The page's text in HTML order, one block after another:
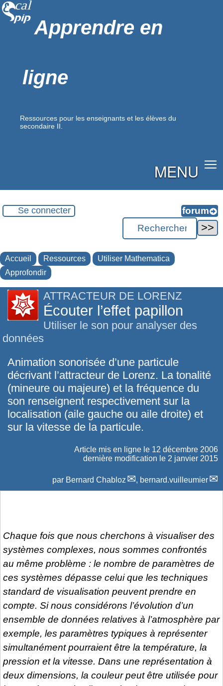
Apprendre en
ligne
Ressources pour les enseignants et les élèves du
secondaire II.
MENU
Se connecter
Accueil Ressources
Utiliser Mathematica
Approfondir
ATTRACTEUR DE LORENZ
Écouter l’effet papillon
Utiliser le son pour analyser des
données
Animation sonorisée d’une particule
décrivant l’attracteur de Lorenz. La tonalité
(mineure ou majeure) et la fréquence du
son renseignent respectivement sur la
localisation (aile gauche ou aile droite) et
sur la vitesse de la particule.
Article mis en ligne le 12 décembre 2006
dernière modification le 2 janvier 2015
par Bernard Chabloz , bernard.vuilleumier
Chaque fois que nous cherchons à visualiser des
systèmes complexes, nous sommes confrontés
au même problème : le nombre de paramètres de
ces systèmes dépasse celui que les techniques
standard de visualisation peuvent prendre en
compte. Si nous considérons l’évolution d’un
ensemble de données relatives à l’atmosphère par
exemple, les paramètres typiques à représenter
simultanément pourraient être la température, la
pression et la vitesse. Dans une représentation à
deux dimensions, la couleur peut être utilisée pour